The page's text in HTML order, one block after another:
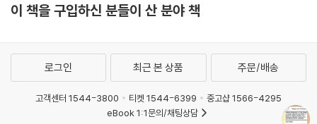
tice Online + Conte
이 책을 구입하신 분들이 산 분야 책
로그인 최근 본 상품 주문/배송
고객센터 1544-3800 티켓 1544-6399
중고샵 1566-4295
eBook 1:1문의/채팅상담